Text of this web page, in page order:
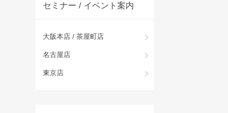
セミナー / イベント案内
大阪本店 / 茶屋町店
名古屋店
東京店